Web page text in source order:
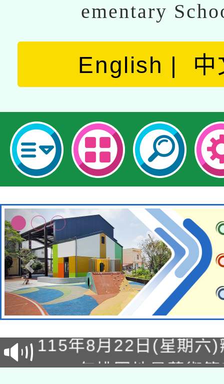
ementary
English 中
轉知經濟部水利署委託
業技術研究院辦理「
用水績優單位及節水達
115年8月22日(星期六
桃園市孔廟祈福系列
2026年桃園地景藝術